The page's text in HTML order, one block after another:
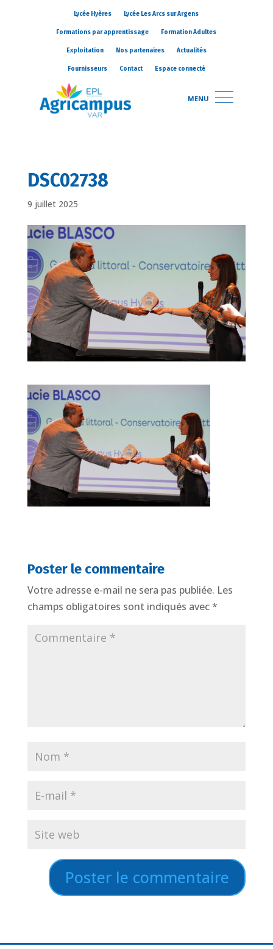
Lycée Hyères Lycée Les Arcs sur Argens
Formations par apprentissage Formation Adultes
Exploitation Nos partenaires Actualités
Fournisseurs Contact Espace connecté
MENU
DSC02738
9 juillet 2025
Poster le commentaire
Votre adresse e-mail ne sera pas publiée. Les
champs obligatoires sont indiqués avec*